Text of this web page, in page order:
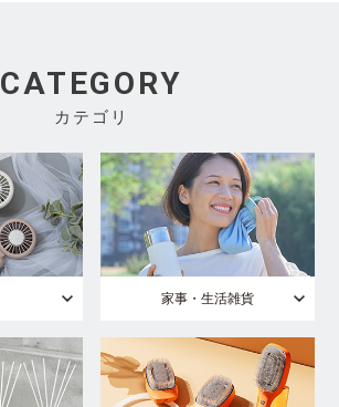
CATEGORY
カテゴリ
家事・生活雑貨